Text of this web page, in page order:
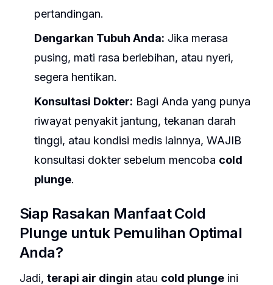
pertandingan.
Dengarkan Tubuh Anda: Jika merasa
pusing, mati rasa berlebihan, atau nyeri,
segera hentikan.
Konsultasi Dokter: Bagi Anda yang punya
riwayat penyakit jantung, tekanan darah
tinggi, atau kondisi medis lainnya, WAJIB
konsultasi dokter sebelum mencoba cold
plunge.
Siap Rasakan Manfaat Cold
Plunge untuk Pemulihan Optimal
Anda?
Jadi, terapi air dingin atau cold plunge ini